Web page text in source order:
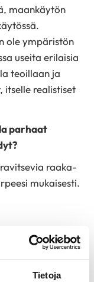
Tietoja
maankäytön
ole ympäristön
useita erilaisia
teoillaan ja
itselle realistiset
parhaat
raaka-
mukaisesti.
heitettävän